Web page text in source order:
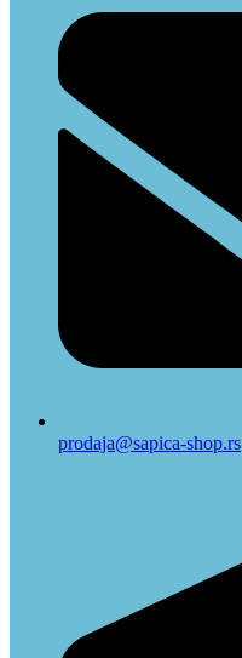
prodaja@sapica-shop.rs